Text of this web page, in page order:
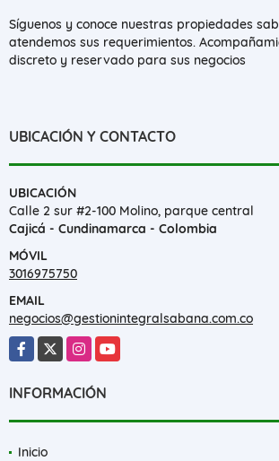
Síguenos y conoce nuestras propiedades
atendemos sus requerimientos.
discreto y reservado para sus negocios
UBICACIÓN Y CONTACTO
UBICACIÓN
Calle 2 sur #2-100 Molino, parque central
Cajicá - Cundinamarca - Colombia
MÓVIL
3016975750
EMAIL
negocios@gestionintegralsabana.com.co
Facebook
X Instagram
YouTube
INFORMACIÓN
Inicio